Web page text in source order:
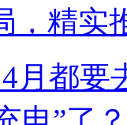
，精实